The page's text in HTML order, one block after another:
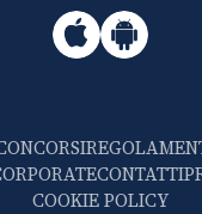
CONTATTI
COOKIE POLICY